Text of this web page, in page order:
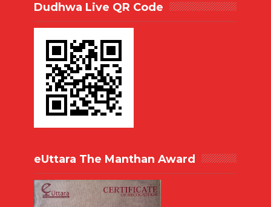
Dudhwa Live QR Code
eUttara The Manthan Award